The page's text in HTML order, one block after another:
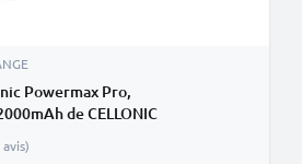
Powermax Pro,
de CELLONIC